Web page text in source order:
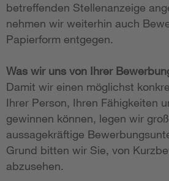
betreffenden Stellenanzeige
nehmen wir weiterhin auch
Papierform entgegen.
Was wir uns von Ihrer
Damit wir einen möglichst
Ihrer Person, Ihren Fähigkeiten
gewinnen können, legen wir
aussagekräftige
Grund bitten wir Sie, von
abzusehen.